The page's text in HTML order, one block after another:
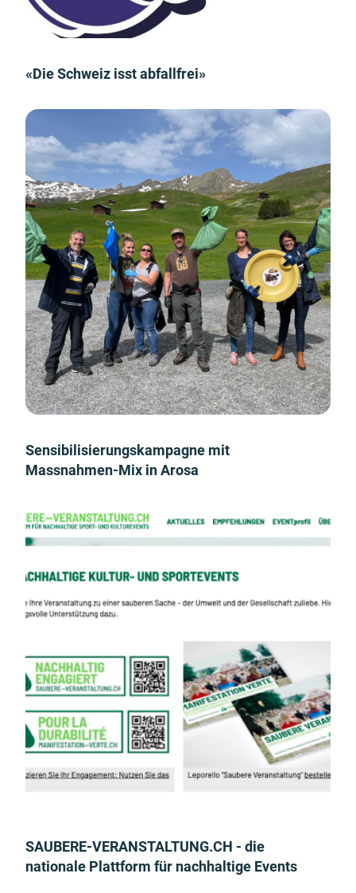
«Die Schweiz isst abfallfrei»
Sensibilisierungskampagne mit
Massnahmen-Mix in Arosa
SAUBERE-VERANSTALTUNG.CH - die
nationale Plattform für nachhaltige Events